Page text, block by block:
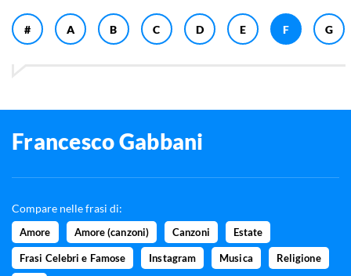
# A B C D E F G
Francesco Gabbani
Compare nelle frasi di:
Amore Amore (canzoni) Canzoni Estate
Frasi Celebri e Famose Instagram Musica Religione